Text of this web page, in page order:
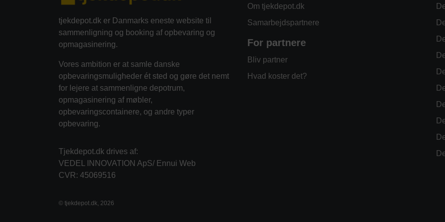
tjekdepot.dk er Danmarks eneste website til
sammenligning og booking af opbevaring og
opmagasinering.
Vores ambition er at samle danske
opbevaringsmuligheder ét sted og gøre det nemt
for lejere at sammenligne depotrum,
opmagasinering af møbler,
opbevaringscontainere, og andre typer
opbevaring.
Tjekdepot.dk drives af:
VEDEL INNOVATION ApS/ Ennui Web
CVR: 45069516
© tjekdepot.dk, 2026
Om tjekdepot.dk
Samarbejdspartnere
For partnere
Bliv partner
Hvad koster det?